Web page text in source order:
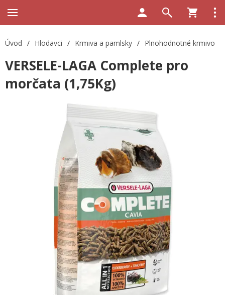
Úvod / Hlodavci / Krmiva a pamlsky / Plnohodnotné krmivo
VERSELE-LAGA Complete pro
morčata (1,75Kg)